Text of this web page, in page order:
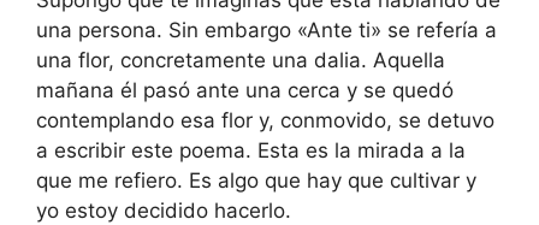
una persona. Sin embargo «Ante ti» se refería a
una flor, concretamente una dalia. Aquella
mañana él pasó ante una cerca y se quedó
contemplando esa flor y, conmovido, se detuvo
a escribir este poema. Esta es la mirada a la
que me refiero. Es algo que hay que cultivar y
yo estoy decidido hacerlo.